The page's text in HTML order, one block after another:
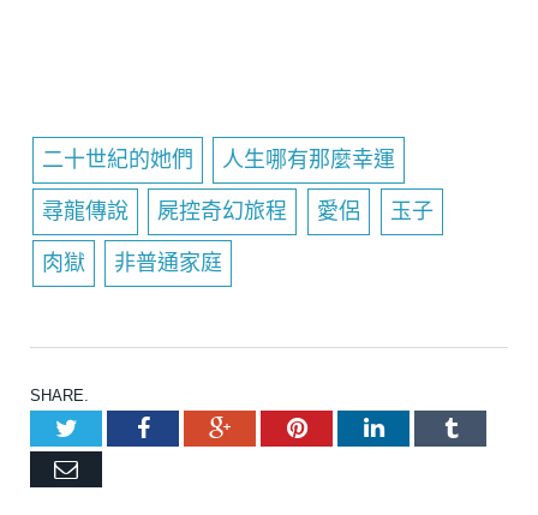
二十世紀的她們 人生哪有那麼幸運
尋龍傳說 屍控奇幻旅程 愛侶 玉子
肉獄 非普通家庭
SHARE.
TwitterFacebookGoogle+PinterestLinkedInTumblr
Email